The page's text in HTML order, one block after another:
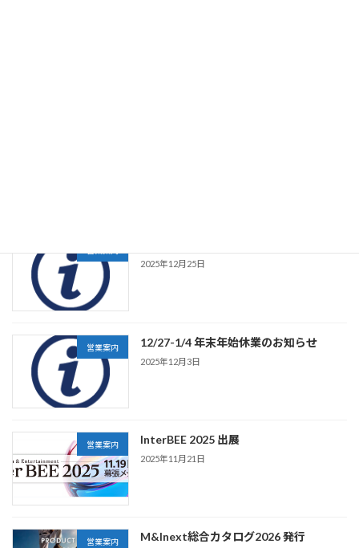
2025年12月25日
営業案内 12/27-1/4 年末年始休業のお知らせ
2025年12月3日
営業案内 InterBEE 2025 出展
2025年11月21日
営業案内 M&Inext総合カタログ2026 発行